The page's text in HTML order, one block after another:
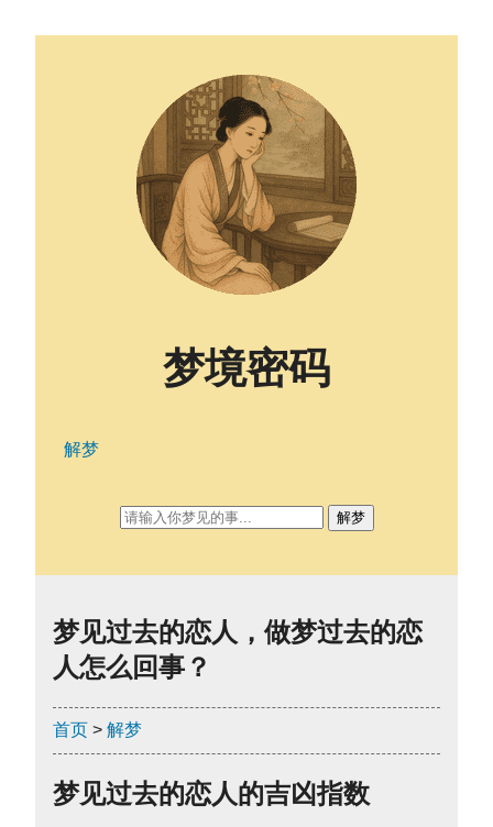
梦见过去的恋人，做梦过去的恋
人怎么回事？
首页 > 解梦
梦见过去的恋人的吉凶指数
梦境密码
解梦
解梦